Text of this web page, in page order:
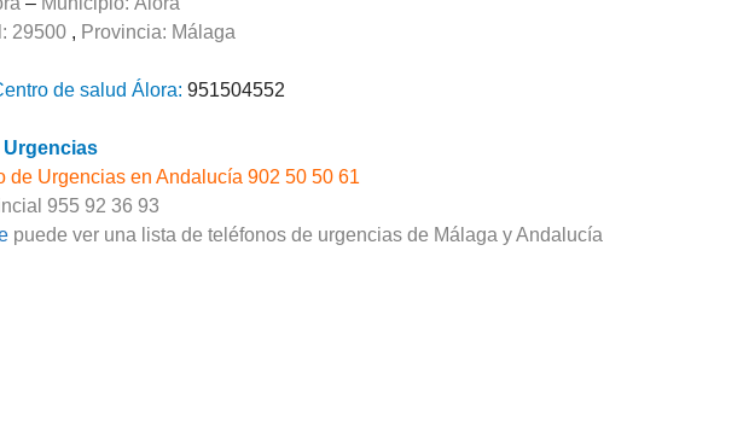
29500 , Provincia: Málaga
de salud Álora: 951504552
de Urgencias en Andalucía 902 50 50 61
955 92 36 93
puede ver una lista de teléfonos de urgencias de Málaga y Andalucía